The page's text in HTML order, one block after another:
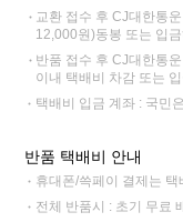
교환 접수 후 CJ대한통
12,000원)동봉 또는 입
반품 접수 후 CJ대한통
이내 택배비 차감 또는
택배비 입금 계좌 : 국민
반품 택배비 안내
휴대폰/쓱페이 결제는
전체 반품시 : 초기 무료